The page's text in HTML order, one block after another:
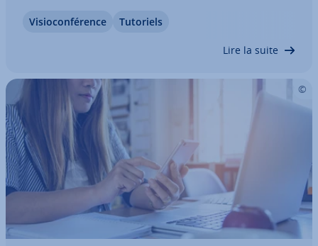
semblable à un tableau d’écriture, vous pouvez
Vi­sio­con­fé­rence Tutoriels
Lire la suite